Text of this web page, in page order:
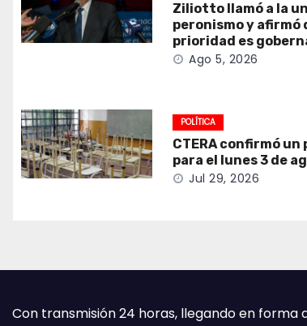
Ziliotto llamó a la
peronismo y afirmó
prioridad es
Ago 5, 2026
POLÍTICA
CTERA confirmó
para el lunes 3 de
Jul 29, 2026
Con transmisión 24 horas, llegando en forma